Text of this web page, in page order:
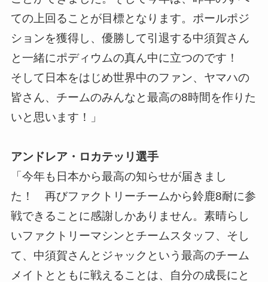
ての上回ることが目標となります。ポールポジ
ションを獲得し、優勝して引退する中須賀さん
と一緒にポディウムの真ん中に立つのです！
そして日本をはじめ世界中のファン、ヤマハの
皆さん、チームのみんなと最高の8時間を作りた
いと思います！」
アンドレア・ロカテッリ選手
「今年も日本から最高の知らせが届きまし
た！ 再びファクトリーチームから鈴鹿8耐に参
戦できることに感謝しかありません。素晴らし
いファクトリーマシンとチームスタッフ、そし
て、中須賀さんとジャックという最高のチーム
メイトとともに戦えることは、自分の成長にと